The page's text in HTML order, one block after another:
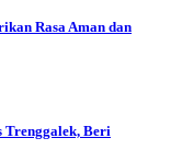
Rasa Aman dan
Trenggalek, Beri